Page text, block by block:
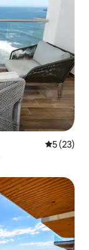
5 (23)